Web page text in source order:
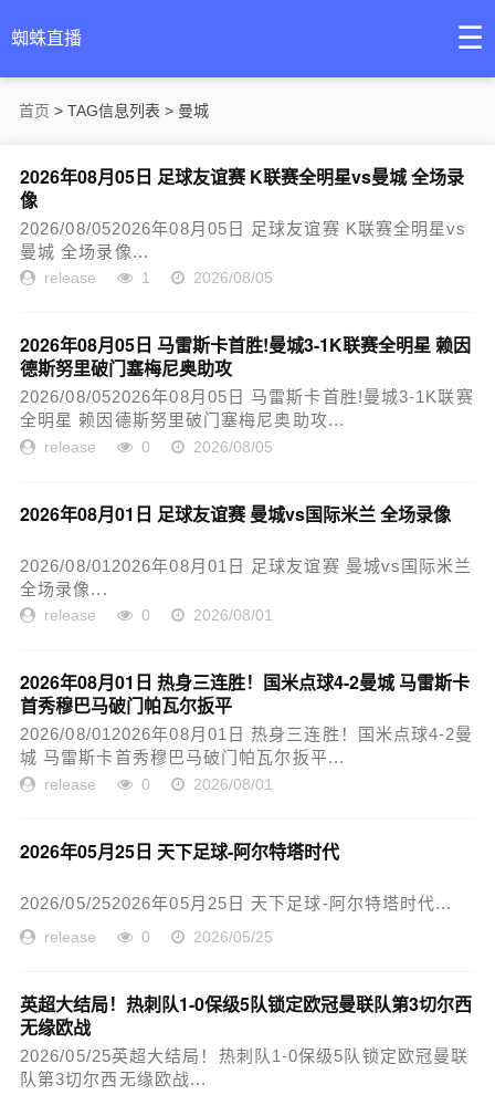
蜘蛛直播 ☰
首页 > TAG信息列表 > 曼城
2026年08月05日 足球友谊赛 K联赛全明星vs曼城 全场录
像
2026/08/052026年08月05日 足球友谊赛 K联赛全明星vs
曼城 全场录像...
release 1 2026/08/05
2026年08月05日 马雷斯卡首胜!曼城3-1K联赛全明星 赖因
德斯努里破门塞梅尼奥助攻
2026/08/052026年08月05日 马雷斯卡首胜!曼城3-1K联赛
全明星 赖因德斯努里破门塞梅尼奥助攻...
release 0 2026/08/05
2026年08月01日 足球友谊赛 曼城vs国际米兰 全场录像
2026/08/012026年08月01日 足球友谊赛 曼城vs国际米兰
全场录像...
release 0 2026/08/01
2026年08月01日 热身三连胜！国米点球4-2曼城 马雷斯卡
首秀穆巴马破门帕瓦尔扳平
2026/08/012026年08月01日 热身三连胜！国米点球4-2曼
城 马雷斯卡首秀穆巴马破门帕瓦尔扳平...
release 0 2026/08/01
2026年05月25日 天下足球-阿尔特塔时代
2026/05/252026年05月25日 天下足球-阿尔特塔时代...
release 0 2026/05/25
英超大结局！热刺队1-0保级5队锁定欧冠曼联队第3切尔西
无缘欧战
2026/05/25英超大结局！热刺队1-0保级5队锁定欧冠曼联
队第3切尔西无缘欧战...